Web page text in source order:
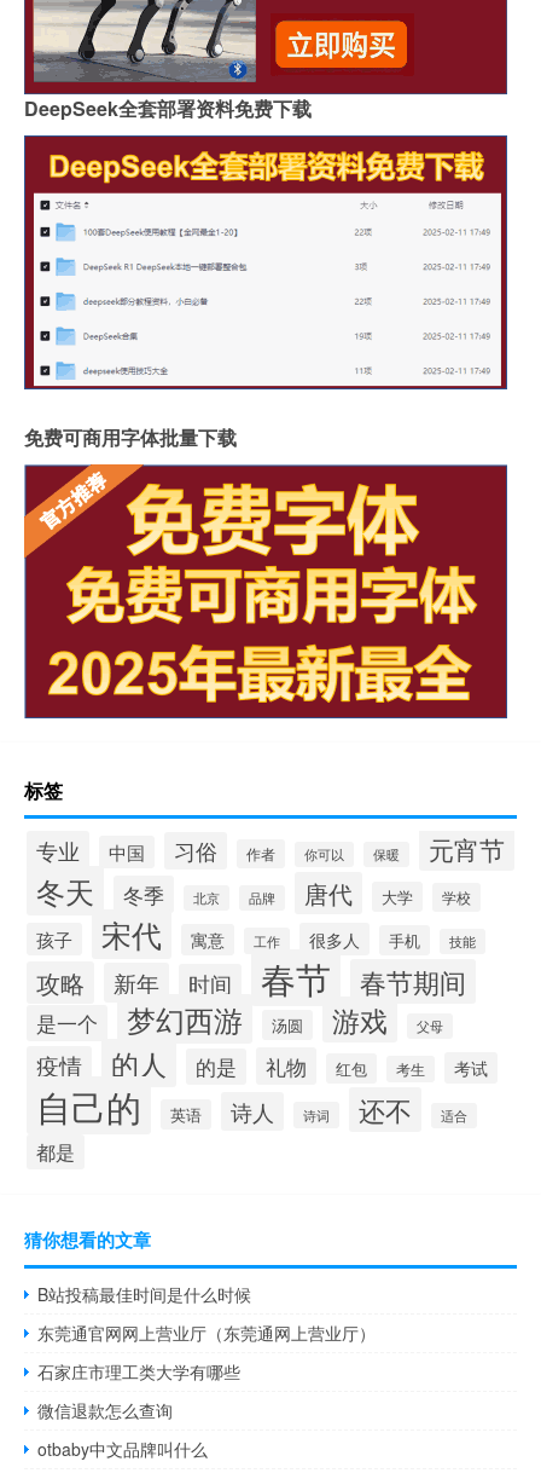
DeepSeek全套部署资料免费下载
免费可商用字体批量下载
标签
专业 中国 习俗 作者 你可以 保暖 元宵节
冬天 冬季 北京 品牌 唐代 大学 学校
孩子 宋代 寓意 工作 很多人 手机 技能
攻略 新年 时间 春节 春节期间
是一个 梦幻西游 汤圆 游戏 父母
疫情 的人 的是 礼物 红包 考生 考试
自己的 英语 诗人 诗词 还不 适合
都是
猜你想看的文章
B站投稿最佳时间是什么时候
东莞通官网网上营业厅（东莞通网上营业厅）
石家庄市理工类大学有哪些
微信退款怎么查询
otbaby中文品牌叫什么